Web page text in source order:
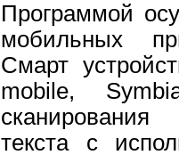
Программой
мобильных
Смарт
mobile,
текста с